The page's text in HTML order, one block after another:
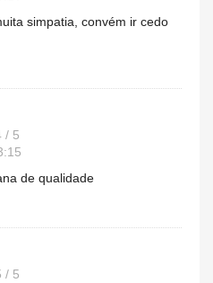
simpatia, convém ir cedo
/ 5
de qualidade
/ 5